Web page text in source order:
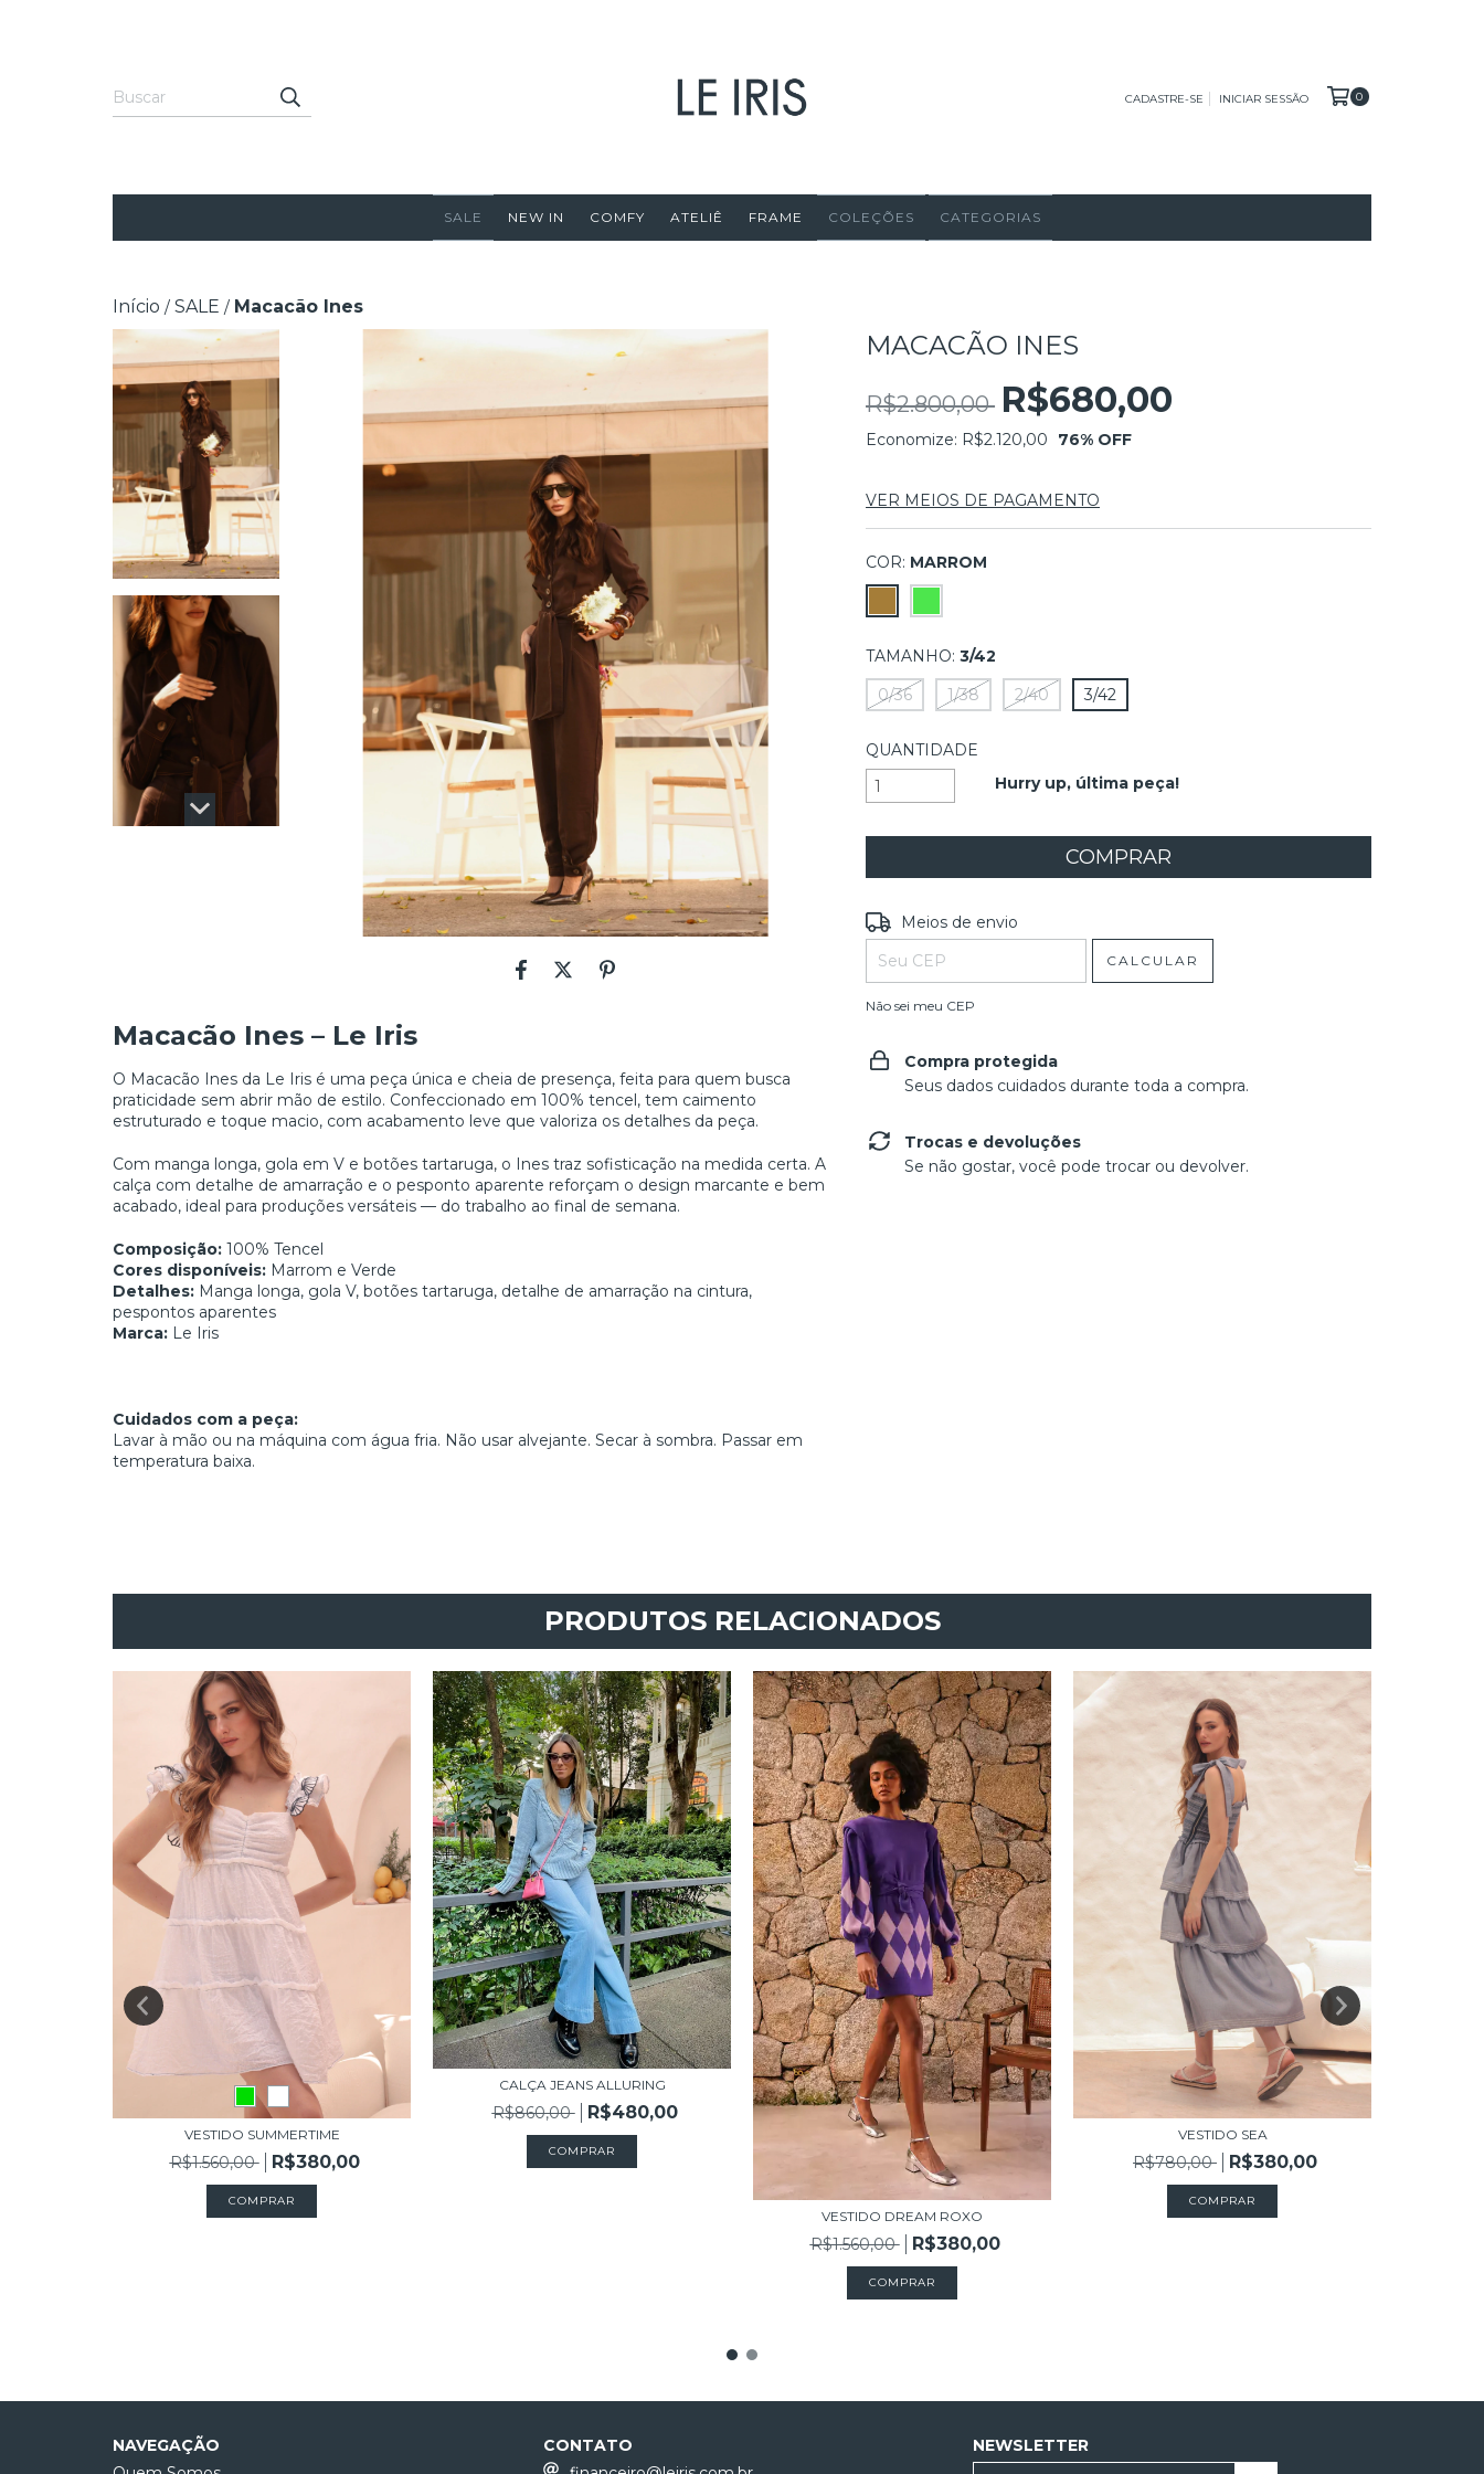
CADASTRE-SE INICIAR SESSÃO 0
SALE NEW IN COMFY ATELIÊ FRAME COLEÇÕES CATEGORIAS
Início / SALE / Macacão Ines
Macacão Ines – Le Iris
O Macacão Ines da Le Iris é uma peça única e cheia de presença, feita para quem busca
praticidade sem abrir mão de estilo. Confeccionado em 100% tencel, tem caimento
estruturado e toque macio, com acabamento leve que valoriza os detalhes da peça.
Com manga longa, gola em V e botões tartaruga, o Ines traz sofisticação na medida certa. A
calça com detalhe de amarração e o pesponto aparente reforçam o design marcante e bem
acabado, ideal para produções versáteis — do trabalho ao final de semana.
Composição: 100% Tencel
Cores disponíveis: Marrom e Verde
Detalhes: Manga longa, gola V, botões tartaruga, detalhe de amarração na cintura,
pespontos aparentes
Marca: Le Iris
Cuidados com a peça:
Lavar à mão ou na máquina com água fria. Não usar alvejante. Secar à sombra. Passar em
temperatura baixa.
MACACÃO INES
R$2.800,00 R$680,00
Economize: R$2.120,00 76% OFF
VER MEIOS DE PAGAMENTO
COR: MARROM
TAMANHO: 3/42
0/36
1/38 2/40 3/42
QUANTIDADE
Hurry up, última peça!
Entregas para o CEP:
Meios de envio
CALCULAR
Não sei meu CEP
Compra protegida
Seus dados cuidados durante toda a compra.
Trocas e devoluções
Se não gostar, você pode trocar ou devolver.
PRODUTOS RELACIONADOS
VESTIDO SUMMERTIME
R$1.560,00 R$380,00
COMPRAR
CALÇA JEANS ALLURING
R$860,00 R$480,00
COMPRAR
VESTIDO DREAM ROXO
R$1.560,00 R$380,00
COMPRAR
VESTIDO SEA
R$780,00 R$380,00
COMPRAR
NAVEGAÇÃO
CONTATO
NEWSLETTER